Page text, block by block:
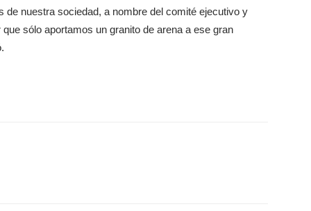
nuestra sociedad, a nombre del comité ejecutivo y
sólo aportamos un granito de arena a ese gran